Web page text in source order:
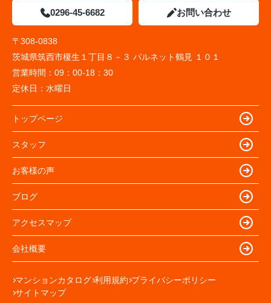
0296-45-6682 お問い合わせ
〒308-0838
茨城県筑西市榎生１丁目８－３ パルネット鶴見 １０１
営業時間： 09：00-18：30
定休日： 水曜日
トップページ
スタッフ
お客様の声
ブログ
アクセスマップ
会社概要
マンションカタログ 利用規約 プライバシーポリシー
サイトマップ